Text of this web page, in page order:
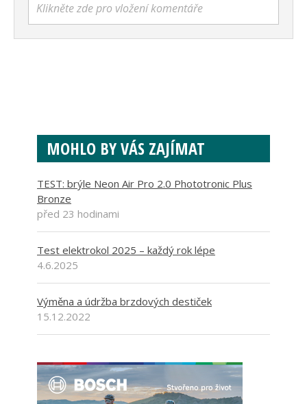
Klikněte zde pro vložení komentáře
MOHLO BY VÁS ZAJÍMAT
TEST: brýle Neon Air Pro 2.0 Phototronic Plus
Bronze
před 23 hodinami
Test elektrokol 2025 – každý rok lépe
4.6.2025
Výměna a údržba brzdových destiček
15.12.2022